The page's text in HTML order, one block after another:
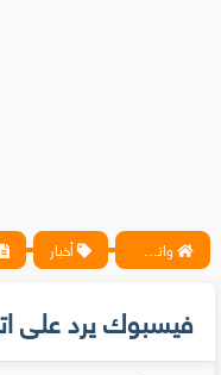
واتس آب ، فيسبوك ، أنترنت ، شروحات تقنية حصرية - المحترف أخبار
فيسبوك يرد على